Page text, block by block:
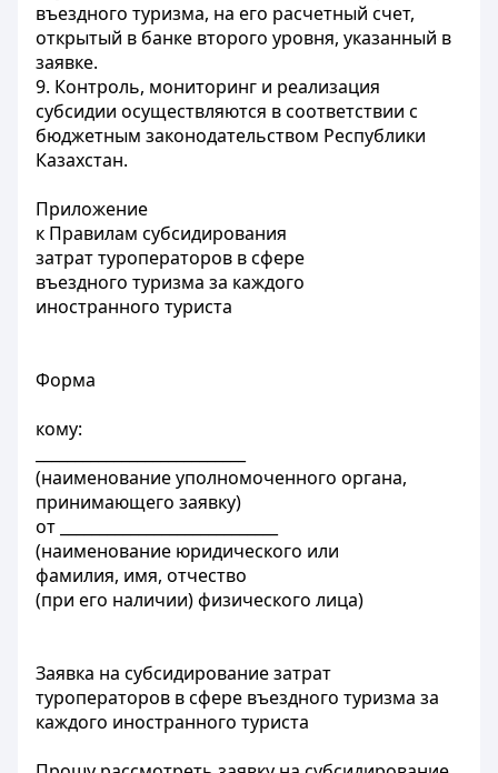
въездного туризма, на его расчетный счет,
открытый в банке второго уровня, указанный в
заявке.
9. Контроль, мониторинг и реализация
субсидии осуществляются в соответствии с
бюджетным законодательством Республики
Казахстан.
Приложение
к Правилам субсидирования
затрат туроператоров в сфере
въездного туризма за каждого
иностранного туриста
Форма
кому:
(наименование уполномоченного органа,
принимающего заявку)
от ____________________________
(наименование юридического или
фамилия, имя, отчество
(при его наличии) физического лица)
Заявка на субсидирование затрат
туроператоров в сфере въездного туризма за
каждого иностранного туриста